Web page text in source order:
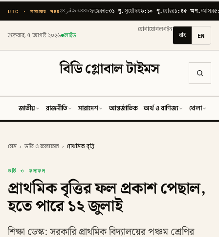
UTC · নামাজের সময় ২৪ صَفَر ১৪৪৮ফজর৩:৩১ পূ.সূর্যোদয়৬:১০ পূ.যোহর১:৪৫ অপ.আসর
শুক্রবার, ৭ আগস্ট ২০২৬ লাইভ
যোগাযোগলগইন
বাং EN
বিডি গ্লোবাল টাইমস
জাতীয় রাজনীতি সারাদেশ আন্তর্জাতিক অর্থ ও বাণিজ্য খেলা
হোম › ভর্তি ও ফলাফল › প্রাথমিক বৃত্তি
ভর্তি ও ফলাফল
প্রাথমিক বৃত্তির ফল প্রকাশ পেছাল,
হতে পারে ১২ জুলাই
শিক্ষা ডেস্ক: সরকারি প্রাথমিক বিদ্যালয়ের পঞ্চম শ্রেণির